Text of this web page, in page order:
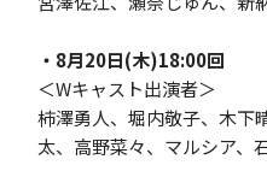
・8月20日(木)18:00回
＜Wキャスト出演者＞
柿澤勇人、堀内敬子、木下
太、高野菜々、マルシア、